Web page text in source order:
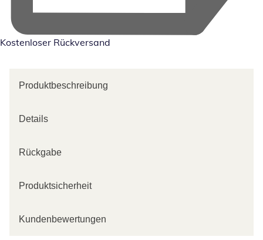
Kostenloser Rückversand
Produktbeschreibung
Details
Rückgabe
Produktsicherheit
Kundenbewertungen